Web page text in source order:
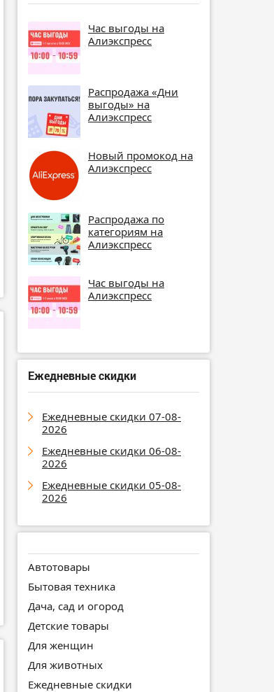
Час выгоды на
Алиэкспресс
Распродажа «Дни
выгоды» на
Алиэкспресс
Новый промокод на
Алиэкспресс
Распродажа по
категориям на
Алиэкспресс
Час выгоды на
Алиэкспресс
Ежедневные скидки
Ежедневные скидки 07-08-
2026
Ежедневные скидки 06-08-
2026
Ежедневные скидки 05-08-
2026
Автотовары
Бытовая техника
Дача, сад и огород
Детские товары
Для женщин
Для животных
Ежедневные скидки